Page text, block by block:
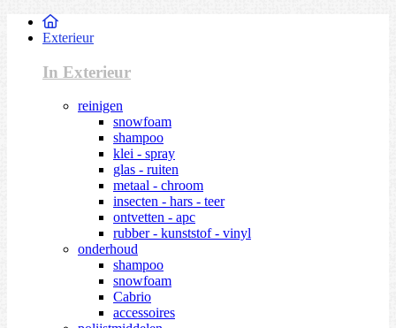
Exterieur
In Exterieur
reinigen
snowfoam
shampoo
klei - spray
glas - ruiten
metaal - chroom
insecten - hars - teer
ontvetten - apc
rubber - kunststof - vinyl
onderhoud
shampoo
snowfoam
Cabrio
accessoires